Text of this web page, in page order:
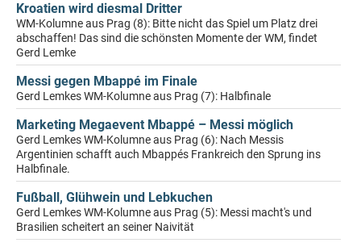
Kroatien wird diesmal Dritter
WM-Kolumne aus Prag (8): Bitte nicht das Spiel um Platz drei
abschaffen! Das sind die schönsten Momente der WM, findet
Gerd Lemke
Messi gegen Mbappé im Finale
Gerd Lemkes WM-Kolumne aus Prag (7): Halbfinale
Marketing Megaevent Mbappé – Messi möglich
Gerd Lemkes WM-Kolumne aus Prag (6): Nach Messis
Argentinien schafft auch Mbappés Frankreich den Sprung ins
Halbfinale.
Fußball, Glühwein und Lebkuchen
Gerd Lemkes WM-Kolumne aus Prag (5): Messi macht's und
Brasilien scheitert an seiner Naivität